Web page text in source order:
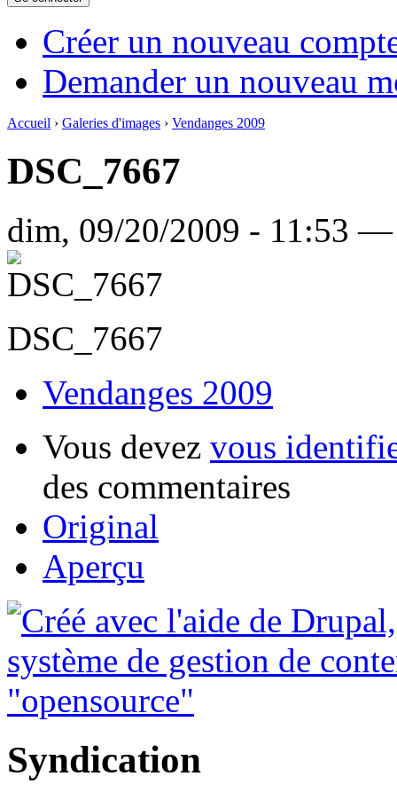
Créer un nouveau
Demander un nouveau
Accueil › Galeries d'images › Vendanges 2009
DSC_7667
dim, 09/20/2009 - 11:53 —
DSC_7667
Vendanges 2009
Vous devez vous
des commentaires
Original
Aperçu
Syndication